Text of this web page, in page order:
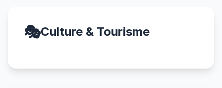
🎭Culture & Tourisme